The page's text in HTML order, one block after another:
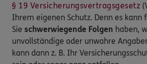
§ 19 Versicherungsvertragsgesetz
Ihrem eigenen Schutz. Denn es kann
Sie schwerwiegende Folgen haben,
unvollständige oder unwahre
kann dann z. B. Ihr